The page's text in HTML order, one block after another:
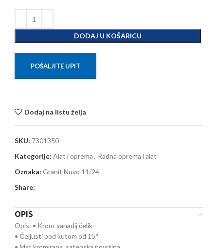
DODAJ U KOŠARICU
POŠALJITE UPIT
Dodaj na listu želja
SKU: 7301350
Kategorije: Alat i oprema, Radna oprema i alat
Oznaka: Granit Novo 11/24
Share:
OPIS
Opis: • Krom-vanadij čelik
• Čeljusti pod kutom od 15°